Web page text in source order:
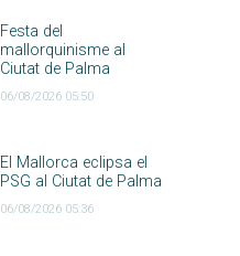
Festa del
mallorquinisme al
Ciutat de Palma
06/08/2026 05:50
El Mallorca eclipsa el
PSG al Ciutat de Palma
06/08/2026 05:36